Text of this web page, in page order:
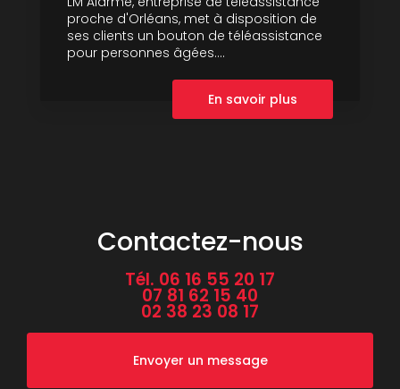
proche d'Orléans, met à disposition de
ses clients un bouton de téléassistance
pour personnes âgées....
En savoir plus
Contactez-nous
Tél. 06 16 55 20 17
07 81 62 15 40
02 38 23 08 17
Envoyer un message